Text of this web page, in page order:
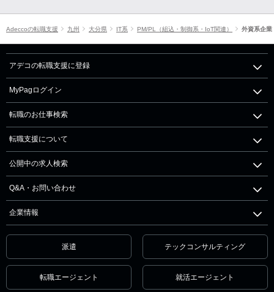
Adeccoの転職支援 九州 大分県 IT系 PM/PL（組込・制御系・IoT関連） 外資系企業
アデコの転職支援に登録
MyPagログイン
転職のお仕事検索
転職支援について
公開中の求人検索
Q&A・お問い合わせ
企業情報
派遣 テックコンサルティング
転職エージェント 就活エージェント